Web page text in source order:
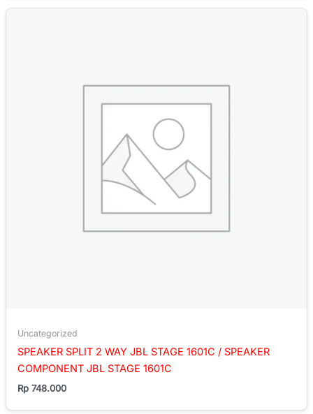
Uncategorized
SPEAKER SPLIT 2 WAY JBL STAGE 1601C / SPEAKER
COMPONENT JBL STAGE 1601C
Rp 748.000